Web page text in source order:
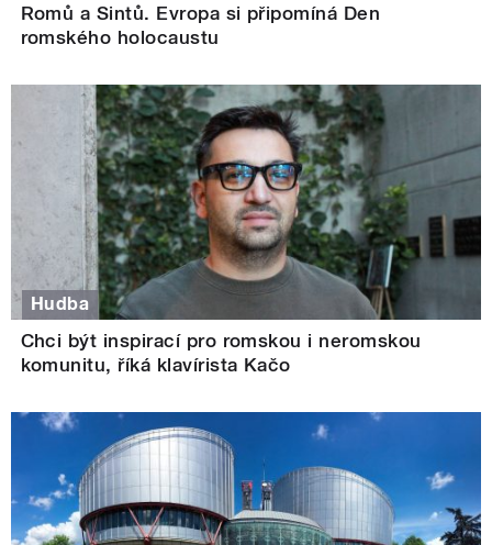
Romů a Sintů. Evropa si připomíná Den
romského holocaustu
Hudba
Chci být inspirací pro romskou i neromskou
komunitu, říká klavírista Kačo